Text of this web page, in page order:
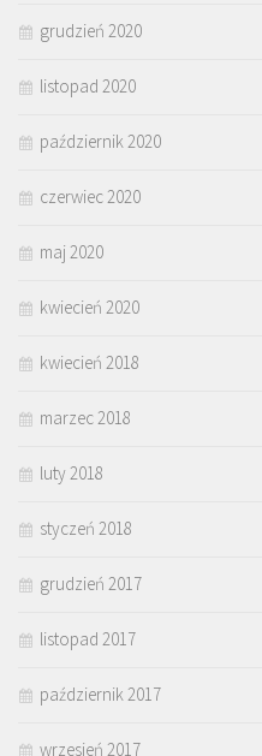
grudzień 2020
listopad 2020
październik 2020
czerwiec 2020
maj 2020
kwiecień 2020
kwiecień 2018
marzec 2018
luty 2018
styczeń 2018
grudzień 2017
listopad 2017
październik 2017
wrzesień 2017